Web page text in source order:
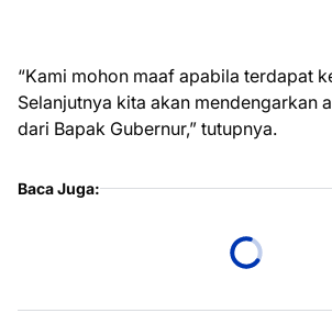
“Kami mohon maaf apabila terdapat
Selanjutnya kita akan mendengarkan
dari Bapak Gubernur,” tutupnya.
Baca Juga: